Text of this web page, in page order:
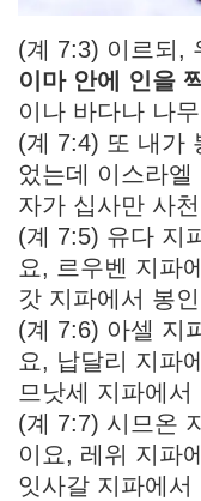
(계 7:3) 이르되,
이마 안에 인을
이나 바다나 나
(계 7:4) 또 내가
었는데 이스라엘
자가 십사만 사
(계 7:5) 유다 지
요, 르우벤 지파
갓 지파에서 봉
(계 7:6) 아셀 지
요, 납달리 지파
므낫세 지파에
(계 7:7) 시므온
이요, 레위 지파
잇사갈 지파에